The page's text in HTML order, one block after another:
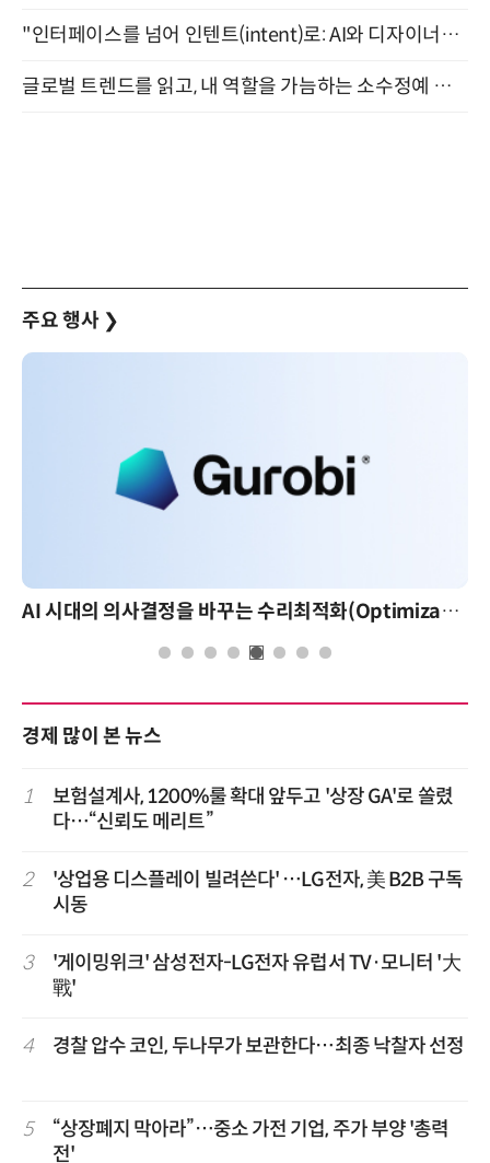
"인터페이스를 넘어 인텐트(intent)로: AI와 디자이너가 함께 만드는 공존의 UX" 강남역 (9/2)
글로벌 트렌드를 읽고, 내 역할을 가늠하는 소수정예 실습 워크숍 (8/28)
주요 행사 ❯
AI 핀옵스 실전 세미나: 폭증하는 AI 토큰 비용 관리 전략
경제 많이 본 뉴스
1
보험설계사, 1200%룰 확대 앞두고 '상장 GA'로 쏠렸
다…“신뢰도 메리트”
2
'상업용 디스플레이 빌려쓴다' …LG전자, 美 B2B 구독
시동
3
'게이밍위크' 삼성전자-LG전자 유럽서 TV·모니터 '大
戰'
4 경찰 압수 코인, 두나무가 보관한다…최종 낙찰자 선정
5
“상장폐지 막아라”…중소 가전 기업, 주가 부양 '총력
전'